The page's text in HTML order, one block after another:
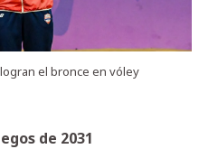
el bronce en vóley
de 2031